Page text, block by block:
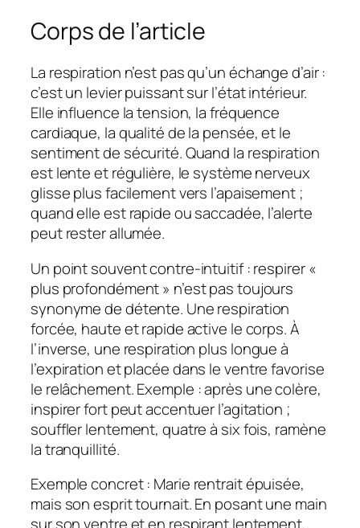
Corps de l’article
La respiration n’est pas qu’un échange d’air :
c’est un levier puissant sur l’état intérieur.
Elle influence la tension, la fréquence
cardiaque, la qualité de la pensée, et le
sentiment de sécurité. Quand la respiration
est lente et régulière, le système nerveux
glisse plus facilement vers l’apaisement ;
quand elle est rapide ou saccadée, l’alerte
peut rester allumée.
Un point souvent contre‑intuitif : respirer «
plus profondément » n’est pas toujours
synonyme de détente. Une respiration
forcée, haute et rapide active le corps. À
l’inverse, une respiration plus longue à
l’expirationet placée dans le ventre favorise
le relâchement. Exemple : après une colère,
inspirer fort peut accentuer l’agitation ;
souffler lentement, quatre à six fois, ramène
la tranquillité.
Exemple concret : Marie rentrait épuisée,
mais son esprit tournait. En posant une main